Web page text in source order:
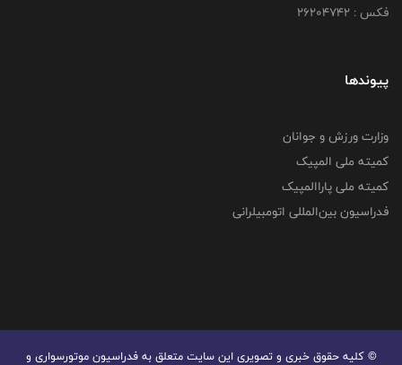
فکس : ۲۶۲۰۴۷۴۲
پیوندها
وزارت ورزش و جوانان
کمیته ملی المپیک
کمیته ملی پاراالمپیک
فدراسیون بین‌المللی اتومبیلرانی
© کليه حقوق خبری و تصويری اين سايت متعلق به فدراسیون موتورسواری و